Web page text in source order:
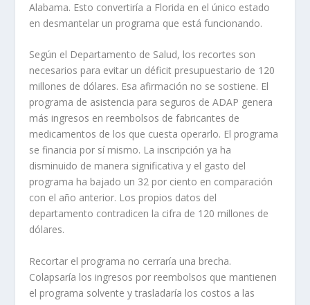
Alabama. Esto convertiría a Florida en el único estado
en desmantelar un programa que está funcionando.
Según el Departamento de Salud, los recortes son
necesarios para evitar un déficit presupuestario de 120
millones de dólares. Esa afirmación no se sostiene. El
programa de asistencia para seguros de ADAP genera
más ingresos en reembolsos de fabricantes de
medicamentos de los que cuesta operarlo. El programa
se financia por sí mismo. La inscripción ya ha
disminuido de manera significativa y el gasto del
programa ha bajado un 32 por ciento en comparación
con el año anterior. Los propios datos del
departamento contradicen la cifra de 120 millones de
dólares.
Recortar el programa no cerraría una brecha.
Colapsaría los ingresos por reembolsos que mantienen
el programa solvente y trasladaría los costos a las